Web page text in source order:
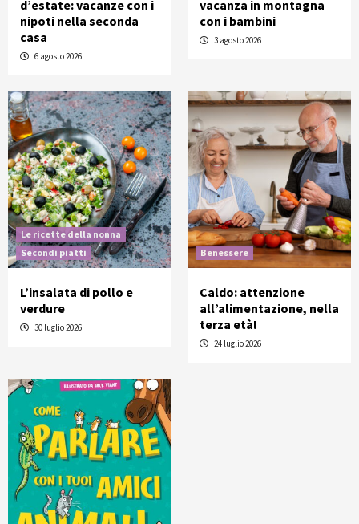
d’estate: vacanze con i
nipoti nella seconda
casa
6 agosto 2026
vacanza in montagna
con i bambini
3 agosto 2026
Le ricette della nonna
Secondi piatti
L’insalata di pollo e
verdure
30 luglio 2026
Benessere
Caldo: attenzione
all’alimentazione, nella
terza età!
24 luglio 2026